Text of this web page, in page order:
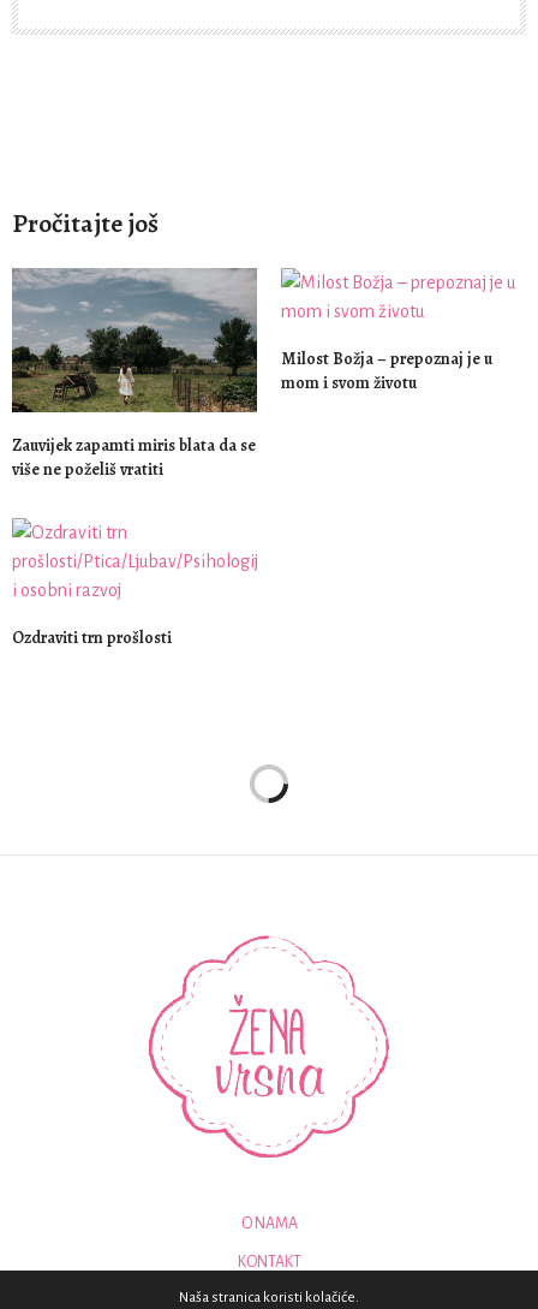
Pročitajte još
Zauvijek zapamti miris blata da se
više ne poželiš vratiti
Milost Božja – prepoznaj je u
mom i svom životu
Ozdraviti trn prošlosti
O NAMA
KONTAKT
Naša stranica koristi kolačiće.